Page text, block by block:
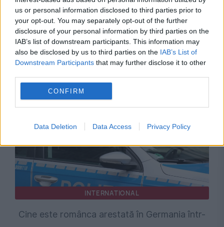
us or personal information disclosed to third parties prior to
your opt-out. You may separately opt-out of the further
disclosure of your personal information by third parties on the
IAB’s list of downstream participants. This information may
also be disclosed by us to third parties on the IAB’s List of
Downstream Participants that may further disclose it to other
CONFIRM
Data Deletion Data Access Privacy Policy
Recomandările noastre
INTERNATIONAL
Cine este românca arestată în Germania într-